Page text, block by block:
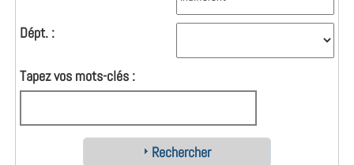
Dépt. :
Tapez vos mots-clés :
Rechercher